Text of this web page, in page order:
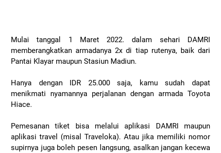
Mulai tanggal 1 Maret 2022. dalam sehari DAMRI
memberangkatkan armadanya 2x di tiap rutenya, baik dari
Pantai Klayar maupun Stasiun Madiun.
Hanya dengan IDR 25.000 saja, kamu sudah dapat
menikmati nyamannya perjalanan dengan armada Toyota
Hiace.
Pemesanan tiket bisa melalui aplikasi DAMRI maupun
aplikasi travel (misal Traveloka). Atau jika memiliki nomor
supirnya juga boleh pesen langsung, asalkan jangan kecewa